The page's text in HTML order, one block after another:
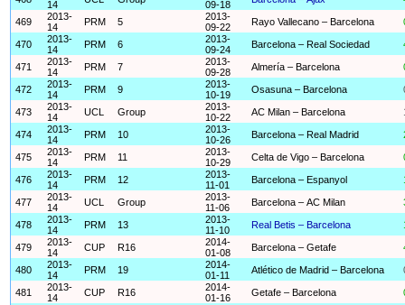
14
09-18
469
2013-
14
PRM 5
2013-
09-22
Rayo Vallecano – Barcelona
470
2013-
14
PRM 6
2013-
09-24
Barcelona – Real Sociedad
471
2013-
14
PRM 7
2013-
09-28
Almería – Barcelona
472
2013-
14
PRM 9
2013-
10-19
Osasuna – Barcelona
473
2013-
14
UCL Group
2013-
10-22
AC Milan – Barcelona
474
2013-
14
PRM 10
2013-
10-26
Barcelona – Real Madrid
475
2013-
14
PRM 11
2013-
10-29
Celta de Vigo – Barcelona
476
2013-
14
PRM 12
2013-
11-01
Barcelona – Espanyol
477
2013-
14
UCL Group
2013-
11-06
Barcelona – AC Milan
478
2013-
14
PRM 13
2013-
11-10
Real Betis – Barcelona
479
2013-
14
CUP R16
2014-
01-08
Barcelona – Getafe
480
2013-
14
PRM 19
2014-
01-11
Atlético de Madrid – Barcelona
481
2013-
14
CUP R16
2014-
01-16
Getafe – Barcelona